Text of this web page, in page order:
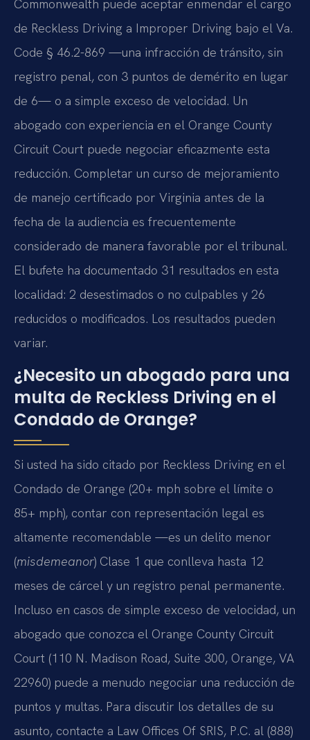
Commonwealth puede aceptar enmendar el cargo
de Reckless Driving a Improper Driving bajo el Va.
Code § 46.2-869 —una infracción de tránsito, sin
registro penal, con 3 puntos de demérito en lugar
de 6— o a simple exceso de velocidad. Un
abogado con experiencia en el Orange County
Circuit Court puede negociar eficazmente esta
reducción. Completar un curso de mejoramiento
de manejo certificado por Virginia antes de la
fecha de la audiencia es frecuentemente
considerado de manera favorable por el tribunal.
El bufete ha documentado 31 resultados en esta
localidad: 2 desestimados o no culpables y 26
reducidos o modificados. Los resultados pueden
variar.
¿Necesito un abogado para una
multa de Reckless Driving en el
Condado de Orange?
Si usted ha sido citado por Reckless Driving en el
Condado de Orange (20+ mph sobre el límite o
85+ mph), contar con representación legal es
altamente recomendable —es un delito menor
(misdemeanor) Clase 1 que conlleva hasta 12
meses de cárcel y un registro penal permanente.
Incluso en casos de simple exceso de velocidad, un
abogado que conozca el Orange County Circuit
Court (110 N. Madison Road, Suite 300, Orange, VA
22960) puede a menudo negociar una reducción de
puntos y multas. Para discutir los detalles de su
asunto, contacte a Law Offices Of SRIS, P.C. al (888)